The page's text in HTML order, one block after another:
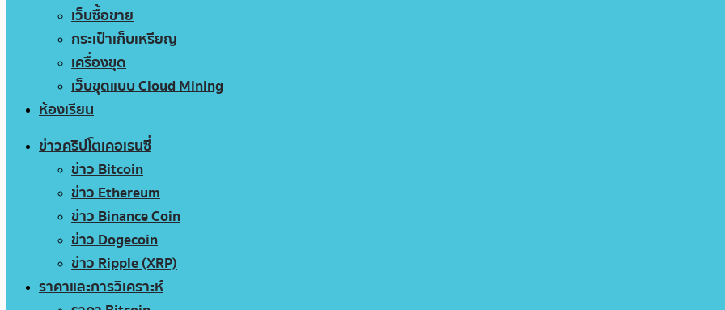
เว็บซื้อขาย
กระเป๋าเก็บเหรียญ
เครื่องขุด
เว็บขุดแบบ Cloud Mining
ห้องเรียน
ข่าวคริปโตเคอเรนซี่
ข่าว Bitcoin
ข่าว Ethereum
ข่าว Binance Coin
ข่าว Dogecoin
ข่าว Ripple (XRP)
ราคาและการวิเคราะห์